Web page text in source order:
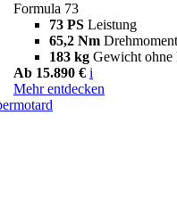
Formula 73
73 PS Leistung
65,2 Nm Drehmoment
183 kg Gewicht
Ab 15.890 € i
Mehr entdecken